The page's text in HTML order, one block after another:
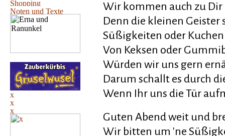
Wir kommen auch zu Dir
Denn die kleinen Geister
Süßigkeiten oder Kuchen
Von Keksen oder
Würden wir uns gern
Darum schallt es durch
Wenn Ihr uns die Tür
Guten Abend weit und
Wir bitten um 'ne